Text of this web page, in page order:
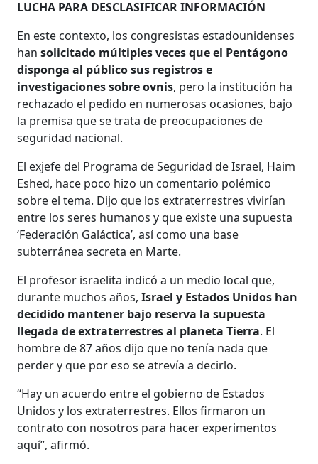
LUCHA PARA DESCLASIFICAR INFORMACIÓN
En este contexto, los congresistas estadounidenses
hansolicitado múltiples veces que el Pentágono
disponga al público sus registros e
investigaciones sobre ovnis, pero la institución ha
rechazado el pedido en numerosas ocasiones, bajo
la premisa que se trata de preocupaciones de
seguridad nacional.
El exjefe del Programa de Seguridad de Israel, Haim
Eshed, hace poco hizo un comentario polémico
sobre el tema. Dijo que los extraterrestres vivirían
entre los seres humanos y que existe una supuesta
‘Federación Galáctica’, así como una base
subterránea secreta en Marte.
El profesor israelita indicó a un medio local que,
durante muchos años,Israel y Estados Unidos han
decidido mantener bajo reserva la supuesta
llegada de extraterrestres al planeta Tierra. El
hombre de 87 años dijo que no tenía nada que
perder y que por eso se atrevía a decirlo.
“Hay un acuerdo entre el gobierno de Estados
Unidos y los extraterrestres. Ellos firmaron un
contrato con nosotros para hacer experimentos
aquí”, afirmó.